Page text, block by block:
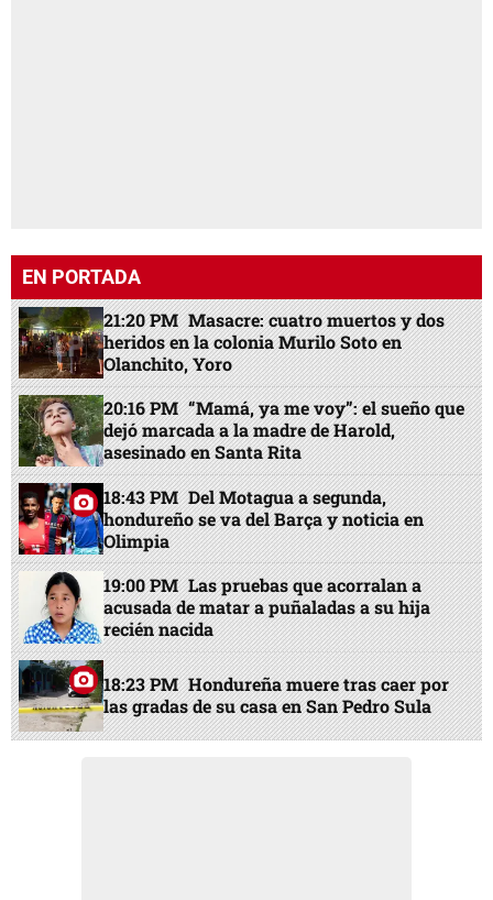
EN PORTADA
21:20 PM Masacre: cuatro muertos y dos
heridos en la colonia Murilo Soto en
Olanchito, Yoro
20:16 PM “Mamá, ya me voy”: el sueño que
dejó marcada a la madre de Harold,
asesinado en Santa Rita
18:43 PM Del Motagua a segunda,
hondureño se va del Barça y noticia en
Olimpia
19:00 PM Las pruebas que acorralan a
acusada de matar a puñaladas a su hija
recién nacida
18:23 PM Hondureña muere tras caer por
las gradas de su casa en San Pedro Sula